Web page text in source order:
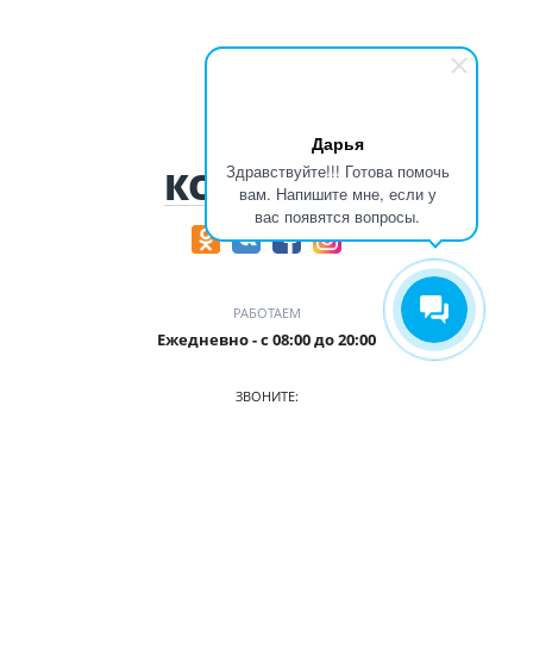
Дарья
Здравствуйте!!! Готова помочь
вам. Напишите мне, если у
вас появятся вопросы.
КОНТАКТЫ
РАБОТАЕМ
Ежедневно - с 08:00 до 20:00
ЗВОНИТЕ: